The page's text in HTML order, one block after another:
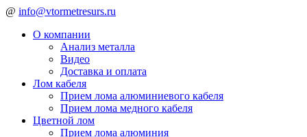
@ info@vtormetresurs.ru
О компании
Анализ металла
Видео
Доставка и оплата
Лом кабеля
Прием лома алюминиевого кабеля
Прием лома медного кабеля
Цветной лом
Прием лома алюминия